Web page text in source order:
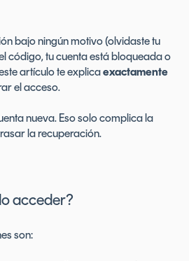
bajo ningún motivo (olvidaste tu
código, tu cuenta está bloqueada o
artículo te explicaexactamente
el acceso.
nueva. Eso solo complica la
la recuperación.
acceder?
son: